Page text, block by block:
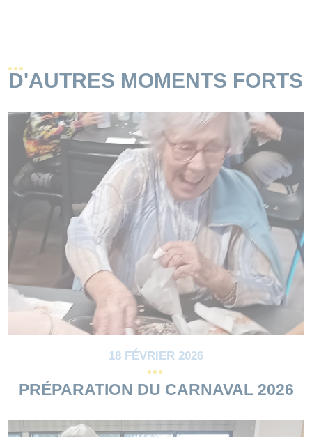
D'AUTRES MOMENTS FORTS
18 FÉVRIER 2026
PRÉPARATION DU CARNAVAL 2026